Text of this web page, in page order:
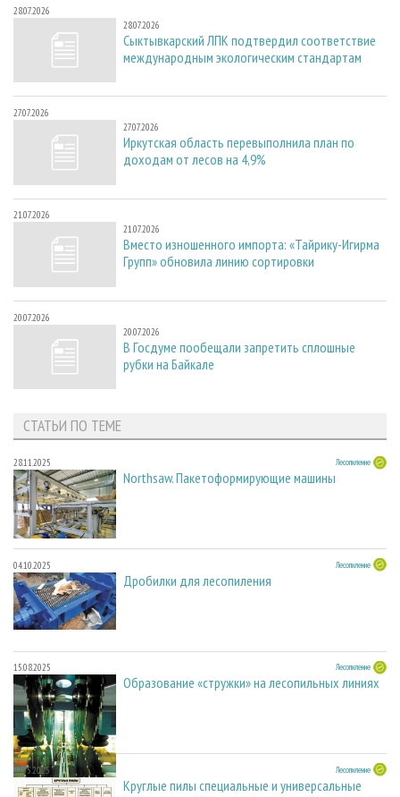
28.07.2026
28.07.2026
Сыктывкарский ЛПК подтвердил соответствие
международным экологическим стандартам
27.07.2026
27.07.2026
Иркутская область перевыполнила план по
доходам от лесов на 4,9%
21.07.2026
21.07.2026
Вместо изношенного импорта: «Тайрику-Игирма
Групп» обновила линию сортировки
20.07.2026
20.07.2026
В Госдуме пообещали запретить сплошные
рубки на Байкале
СТАТЬИ ПО ТЕМЕ
28.11.2025 Лесопиление
Northsaw. Пакетоформирующие машины
04.10.2025 Лесопиление
Дробилки для лесопиления
15.08.2025 Лесопиление
Образование «стружки» на лесопильных линиях
27.05.2025 Лесопиление
Круглые пилы специальные и универсальные